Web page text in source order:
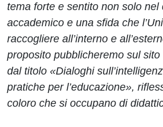
tema forte e sentito non solo nel
accademico e una sfida che
raccogliere all’interno e
proposito pubblicheremo sul
dal titolo «Dialoghi
pratiche per l’educazione»,
coloro che si occupano di